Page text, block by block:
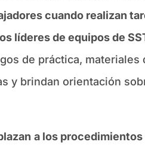
cuando realizan
líderes de equipos de
de práctica, materiales
y brindan orientación
a los procedimientos